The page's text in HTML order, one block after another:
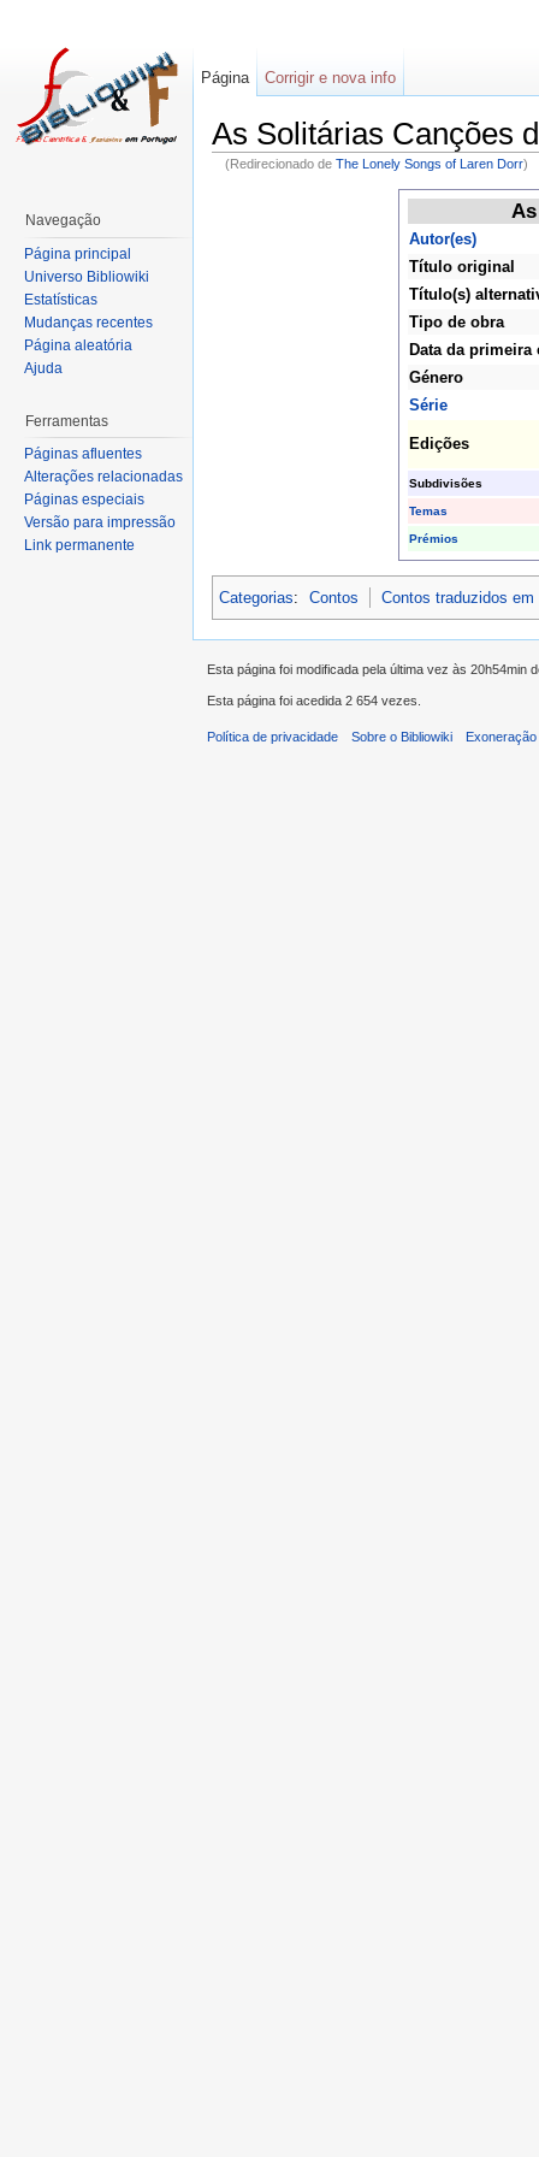
As Solitárias Canções
(Redirecionado de The Lonely Songs of Laren Dorr)
Autor(es)
Título original
Título(s)
Tipo de obra
Data da primeira
Género
Série
Edições
Subdivisões
Temas
Prémios
Categorias: Contos Contos traduzidos em
Página Corrigir e nova info
Navegação
Página principal
Universo Bibliowiki
Estatísticas
Mudanças recentes
Página aleatória
Ajuda
Ferramentas
Páginas afluentes
Alterações relacionadas
Páginas especiais
Versão para impressão
Link permanente
Esta página foi modificada pela última vez às 20h54min
Esta página foi acedida 2 654 vezes.
Política de privacidade Sobre o Bibliowiki